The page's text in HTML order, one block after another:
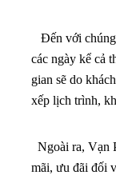
Đến với chúng
các ngày kể cả
gian sẽ do
xếp lịch trình,
Ngoài ra, Vạn
mãi, ưu đãi đối